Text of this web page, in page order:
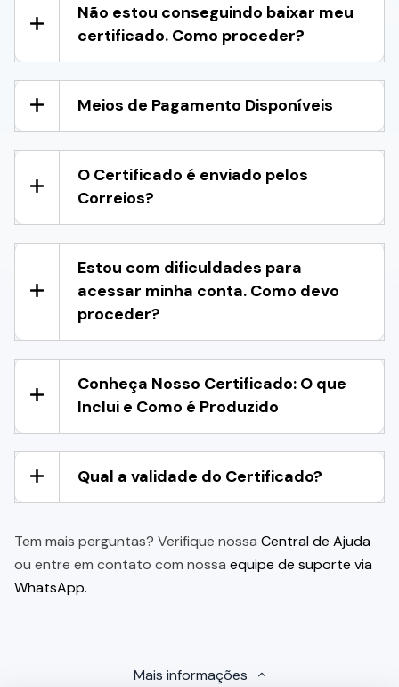
Não estou conseguindo baixar meu
certificado. Como proceder?
Meios de Pagamento Disponíveis
O Certificado é enviado pelos
Correios?
Estou com dificuldades para
acessar minha conta. Como devo
proceder?
Conheça Nosso Certificado: O que
Inclui e Como é Produzido
Qual a validade do Certificado?
Tem mais perguntas? Verifique nossa Central de Ajuda
ou entre em contato com nossa equipe de suporte via
WhatsApp.
Mais informações